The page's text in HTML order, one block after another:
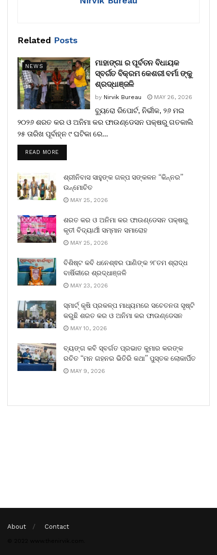
Related Posts
NEWS
ମାହାଙ୍ଗା ର ପୂର୍ବତନ ବିଧାୟକ
ସ୍ବର୍ଗତ ବିକ୍ରମ କେଶରୀ ବର୍ମା ଙ୍କୁ
ଶ୍ରଦ୍ଧାଞ୍ଜଳି
by Nirvik Bureau MAY 26, 2026
ବ୍ୟୁରୋ ରିପୋର୍ଟ, ନିର୍ଭୀକ, ୨୬ ମଇ
୨୦୨୬ ଶରତ କର ଓ ଅନିମା କର ଫାଉଣ୍ଡେସନ ପକ୍ଷରୁ ଗତକାଲି
୨୫ ତାରିଖ ପୂର୍ବାହ୍ନ ୯ ଘଟିକା ରେ...
READ MORE
ଶ୍ରୀନିବାସ ସାହୁଙ୍କ ଗଳ୍ପ ସଙ୍କଳନ “କିନ୍ନର”
ଉନ୍ମୋଚିତ
MAY 25, 2026
ଶରତ କର ଓ ଅନିମା କର ଫାଉଣ୍ଡେସନ ପକ୍ଷରୁ
କୃତୀ ବିଦ୍ୟାର୍ଥୀ ସମ୍ମାନ ସମାରୋହ
MAY 25, 2026
ବିଶିଷ୍ଟ କବି ଧନେଶ୍ଵର ପାଣିଙ୍କ ୨୮ତମ ଶ୍ରାଦ୍ଧ
ବାର୍ଷିକୀରେ ଶ୍ରଦ୍ଧାଞ୍ଜଳି
MAY 23, 2026
ସ୍ମାର୍ଟ୍ କୃଷି ପ୍ରକଳ୍ପ ମାଧ୍ୟମରେ ସଚେତନତା ସୃଷ୍ଟି
କରୁଛି ଶରତ କର ଓ ଅନିମା କର ଫାଉଣ୍ଡେସନ
MAY 10, 2026
ବ୍ୟଙ୍ଗ କବି ସ୍ବର୍ଗତ ପ୍ରଭାତ କୁମାର କରଙ୍କ
ରଚିତ “ମନ ଗହନର ଭିତିରି କଥା” ପୁସ୍ତକ ଲୋକାର୍ପିତ
MAY 9, 2026
About Contact